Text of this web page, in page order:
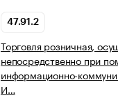
47.91.2
Торговля розничная,
непосредственно при
информационно-
И…